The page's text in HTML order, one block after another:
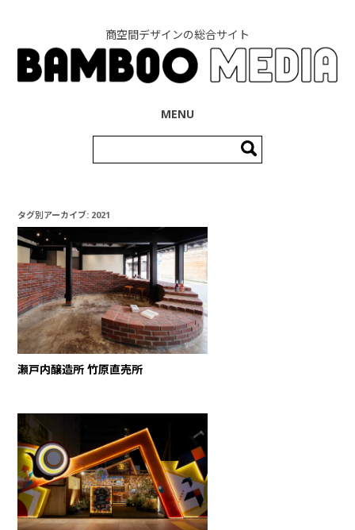
商空間デザインの総合サイト
MENU
索:
タグ別アーカイブ: 2021
瀬戸内醸造所 竹原直売所